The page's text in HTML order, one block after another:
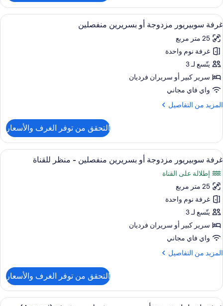
غرفة
كلاسيكية
مزدوجة
بسريرين
منفصلين
استعراض
جميع
صور
غرفة
سوبيريور
مزدوجة
أو
بسريرين
منفصلين
ألحفة محشوة بالريش وميني بار وخزنة
6
غرفة سوبيريور مزدوجة أو بسريرين منفصلين
25 متر مربع
غرفة نوم واحدة
يتّسع لـ 3
سرير كبير‫‬ أو سريران فرديان
واي فاي مجاني
المزيد من التفاصيل
المزيد
غرفة
سوبيريور
مزدوجة
بسريرين
منفصلين
التحقق من توفر الغرف والأسعار
استعراض
جميع
صور
غرفة
سوبيريور
مزدوجة
أو
بسريرين
منفصلين
-
ألحفة محشوة بالريش وميني بار وخزنة
4
غرفة سوبيريور مزدوجة أو بسريرين منفصلين - منظر للقناة
إطلالة على القناة
25 متر مربع
غرفة نوم واحدة
يتّسع لـ 3
سرير كبير‫‬ أو سريران فرديان
واي فاي مجاني
المزيد من التفاصيل
المزيد
غرفة
سوبيريور
التحقق من توفر الغرف والأسعار
استعراض
ألحفة محشوة بالريش وميني بار وخزنة